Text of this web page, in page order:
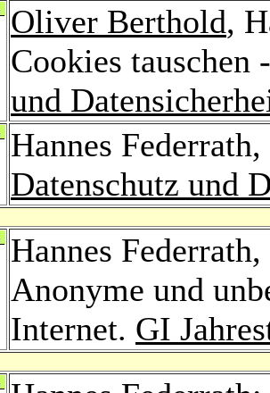
Oliver Berthold,
Cookies
und
Hannes Federrath,
Datenschutz und
Hannes Federrath,
Anonyme und
Internet. GI